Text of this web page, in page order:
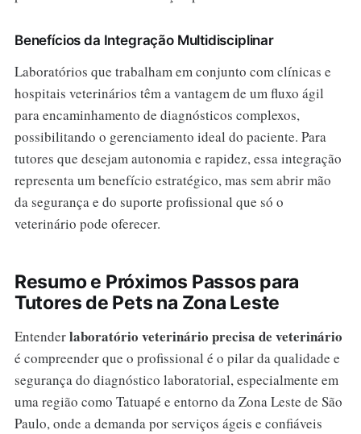
Benefícios da Integração Multidisciplinar
Laboratórios que trabalham em conjunto com clínicas e
hospitais veterinários têm a vantagem de um fluxo ágil
para encaminhamento de diagnósticos complexos,
possibilitando o gerenciamento ideal do paciente. Para
tutores que desejam autonomia e rapidez, essa integração
representa um benefício estratégico, mas sem abrir mão
da segurança e do suporte profissional que só o
veterinário pode oferecer.
Resumo e Próximos Passos para
Tutores de Pets na Zona Leste
Entenderlaboratório veterinário precisa de veterinário
é compreender que o profissional é o pilar da qualidade e
segurança do diagnóstico laboratorial, especialmente em
uma região como Tatuapé e entorno da Zona Leste de São
Paulo, onde a demanda por serviços ágeis e confiáveis